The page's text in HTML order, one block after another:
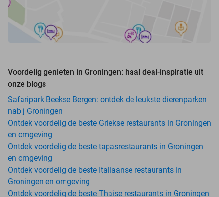
Voordelig genieten in Groningen: haal deal-inspiratie uit
onze blogs
Safaripark Beekse Bergen: ontdek de leukste dierenparken
nabij Groningen
Ontdek voordelig de beste Griekse restaurants in Groningen
en omgeving
Ontdek voordelig de beste tapasrestaurants in Groningen
en omgeving
Ontdek voordelig de beste Italiaanse restaurants in
Groningen en omgeving
Ontdek voordelig de beste Thaise restaurants in Groningen